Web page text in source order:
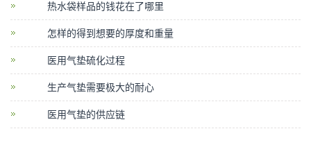
热水袋样品的钱花在了哪里
怎样的得到想要的厚度和重量
医用气垫硫化过程
生产气垫需要极大的耐心
医用气垫的供应链